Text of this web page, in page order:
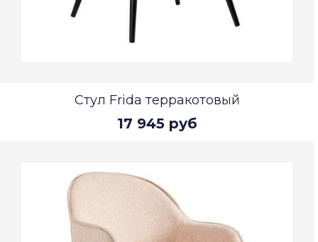
Стул Frida терракотовый
17 945 руб